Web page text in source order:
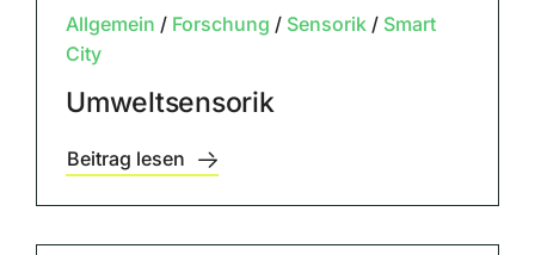
Allgemein / Forschung / Sensorik/ Smart
City
Umweltsensorik
Beitrag lesen